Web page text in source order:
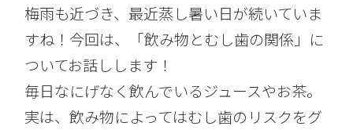
梅雨も近づき、最近蒸し暑い日が続いていま
すね！今回は、「飲み物とむし歯の関係」に
ついてお話しします！
毎日なにげなく飲んでいるジュースやお茶。
実は、飲み物によってはむし歯のリスクをグ